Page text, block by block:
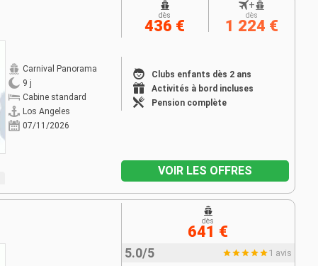
Carnival Panorama
9 j
Cabine standard
Los Angeles
07/11/2026
Clubs enfants dès 2 ans
Activités à bord incluses
Pension complète
dès
436 €
+
dès
1 224 €
VOIR LES OFFRES
5.0/5 1 avis
dès
641 €